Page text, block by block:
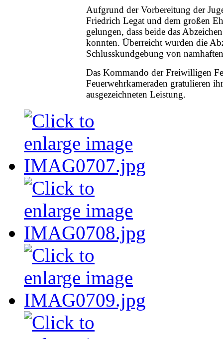
Aufgrund der Vorbereitung der
Friedrich Legat und dem großen
gelungen, dass beide das
konnten. Überreicht wurden die
Schlusskundgebung von
Das Kommando der Freiwilligen
Feuerwehrkameraden gratulieren
ausgezeichneten Leistung.